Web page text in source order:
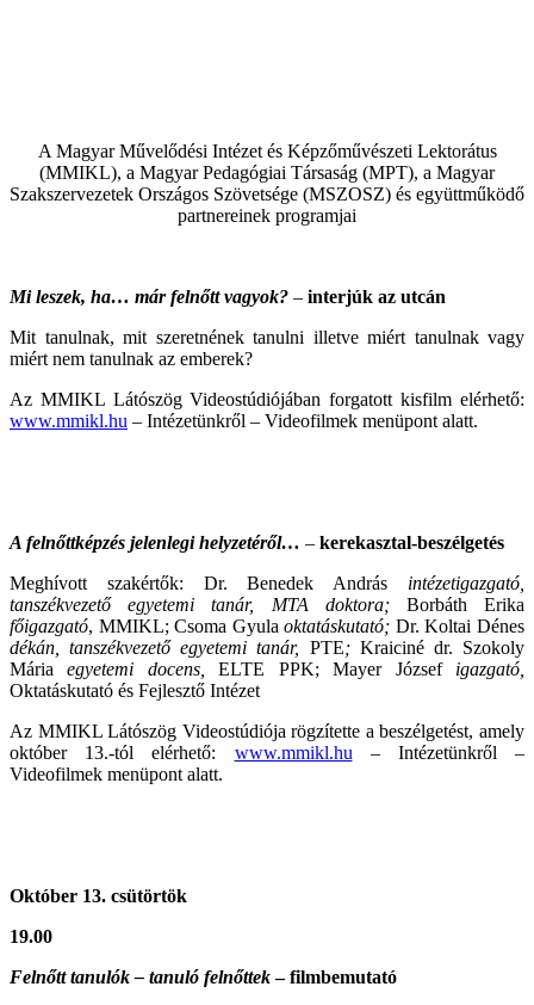
A Magyar Művelődési Intézet és Képzőművészeti Lektorátus
(MMIKL), a Magyar Pedagógiai Társaság (MPT), a Magyar
Szakszervezetek Országos Szövetsége (MSZOSZ) és együttműködő
partnereinek programjai
Mi leszek, ha… már felnőtt vagyok? – interjúk az utcán
Mit tanulnak, mit szeretnének tanulni illetve miért tanulnak vagy
miért nem tanulnak az emberek?
Az MMIKL Látószög Videostúdiójában forgatott kisfilm elérhető:
www.mmikl.hu – Intézetünkről – Videofilmek menüpont alatt.
A felnőttképzés jelenlegi helyzetéről… – kerekasztal-beszélgetés
Meghívott szakértők: Dr. Benedek András intézetigazgató,
tanszékvezető egyetemi tanár, MTA doktora; Borbáth Erika
főigazgató, MMIKL; Csoma Gyula oktatáskutató; Dr. Koltai Dénes
dékán, tanszékvezető egyetemi tanár, PTE;Kraiciné dr. Szokoly
Máriaegyetemi docens,ELTE PPK; Mayer József igazgató,
Oktatáskutató és Fejlesztő Intézet
Az MMIKL Látószög Videostúdiója rögzítette a beszélgetést, amely
október 13.-tól elérhető: www.mmikl.hu – Intézetünkről –
Videofilmek menüpont alatt.
Október 13. csütörtök
19.00
Felnőtt tanulók – tanuló felnőttek– filmbemutató